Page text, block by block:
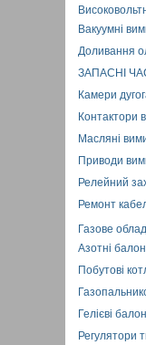
Вакуумні
Доливання
ЗАПАСНІ
Камери
Контактори
Масляні
Приводи
Релейний
Ремонт
Газове
Азотні
Побутові
Гелієві
Регулятори